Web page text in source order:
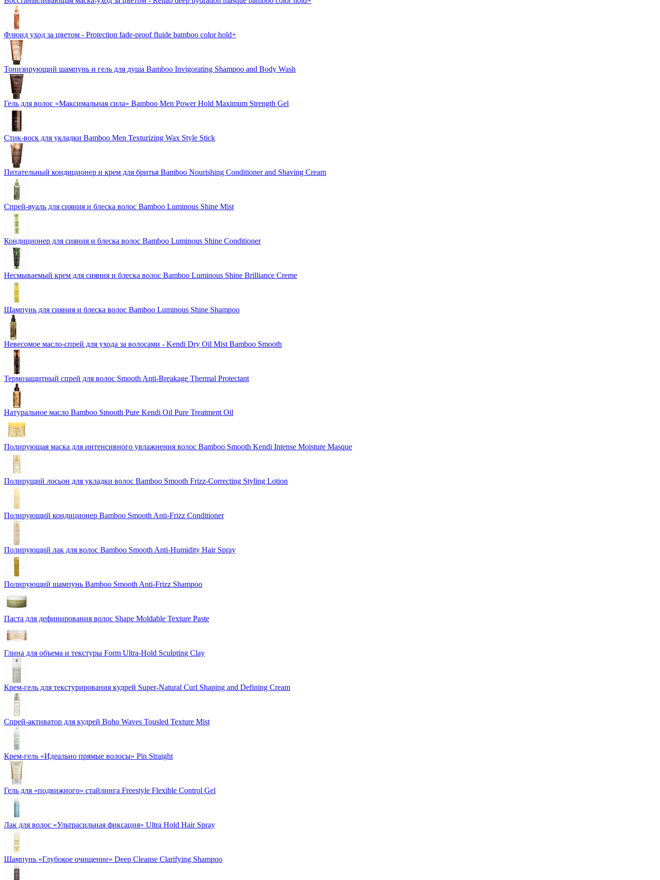
Флюид уход за цветом - Protection fade-proof fluide bamboo color hold+
Тонизирующий шампунь и гель для душа Bamboo Invigorating Shampoo and Body Wash
Гель для волос «Максимальная сила» Bamboo Men Power Hold Maximum Strength Gel
Стик-воск для укладки Bamboo Men Texturizing Wax Style Stick
Питательный кондиционер и крем для бритья Bamboo Nourishing Conditioner and Shaving Cream
Спрей-вуаль для сияния и блеска волос Bamboo Luminous Shine Mist
Кондиционер для сияния и блеска волос Bamboo Luminous Shine Conditioner
Несмываемый крем для сияния и блеска волос Bamboo Luminous Shine Brilliance Creme
Шампунь для сияния и блеска волос Bamboo Luminous Shine Shampoo
Невесомое масло-спрей для ухода за волосами - Kendi Dry Oil Mist Bamboo Smooth
Термозащитный спрей для волос Smooth Anti-Breakage Thermal Protectant
Натуральное масло Bamboo Smooth Pure Kendi Oil Pure Treatment Oil
Полирующая маска для интенсивного увлажнения волос Bamboo Smooth Kendi Intense Moisture Masque
Полирущий лосьон для укладки волос Bamboo Smooth Frizz-Correcting Styling Lotion
Полирующий кондиционер Bamboo Smooth Anti-Frizz Conditioner
Полирующий лак для волос Bamboo Smooth Anti-Humidity Hair Spray
Полирующий шампунь Bamboo Smooth Anti-Frizz Shampoo
Паста для дефинирования волос Shape Moldable Texture Paste
Глина для объема и текстуры Form Ultra-Hold Sculpting Clay
Крем-гель для текстурирования кудрей Super-Natural Curl Shaping and Defining Cream
Спрей-активатор для кудрей Boho Waves Tousled Texture Mist
Крем-гель «Идеально прямые волосы» Pin Straight
Гель для «подвижного» стайлинга Freestyle Flexible Control Gel
Лак для волос «Ультрасильная фиксация» Ultra Hold Hair Spray
Шампунь «Глубокое очищение» Deep Cleanse Clarifying Shampoo